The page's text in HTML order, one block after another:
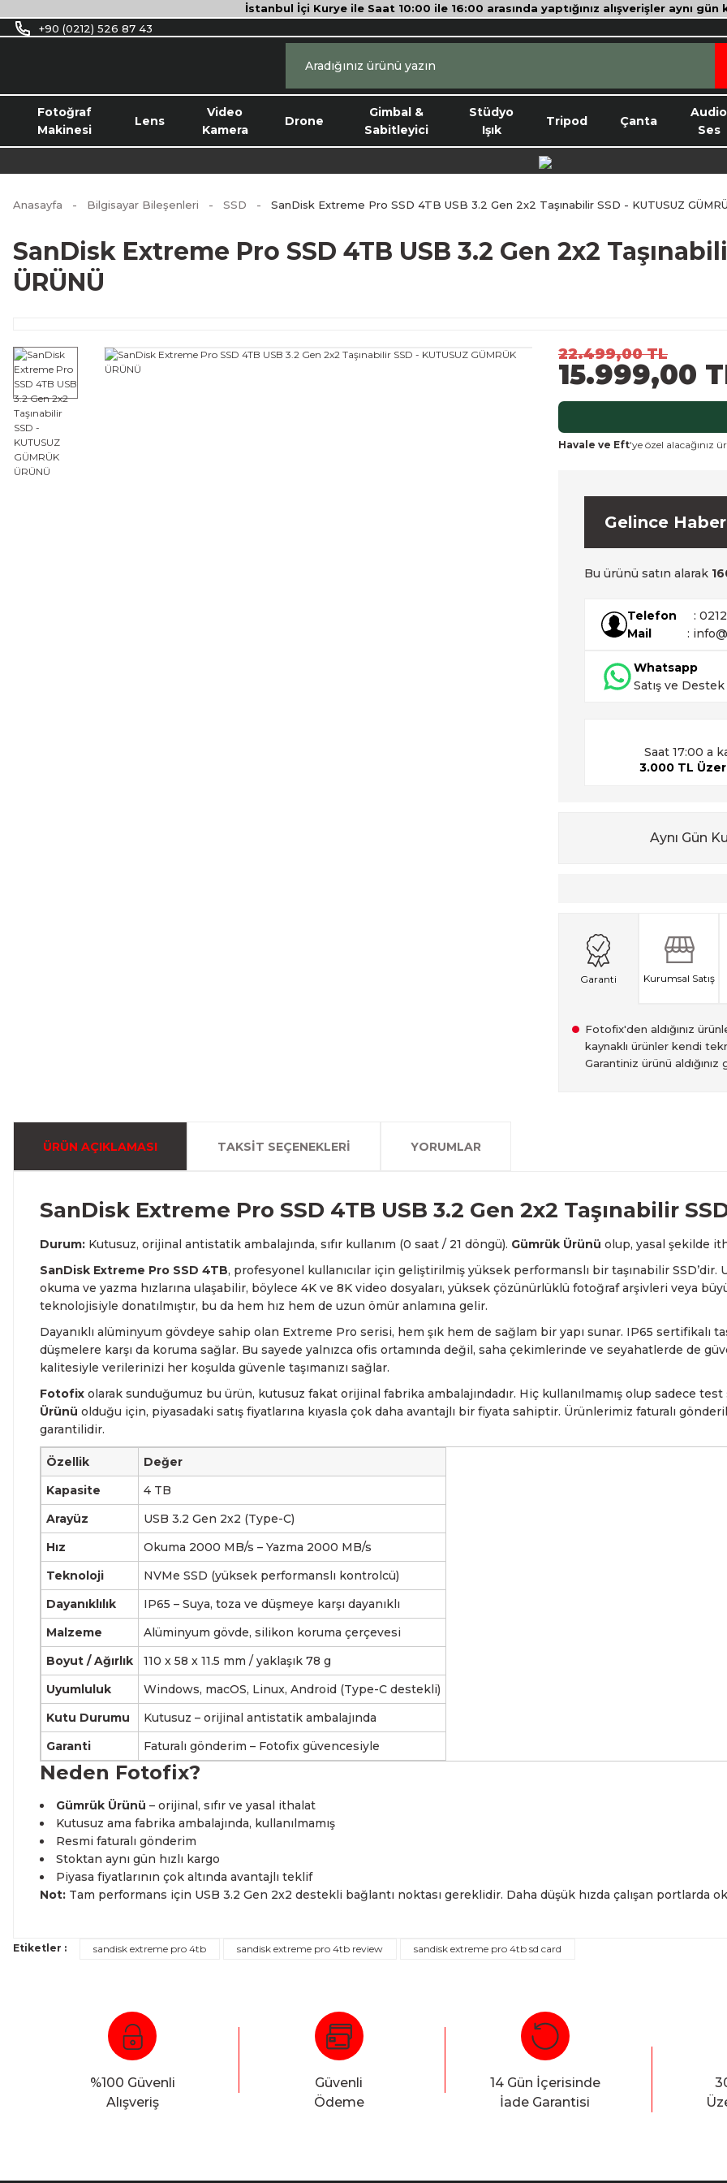
İstanbul İçi Kurye ile Saat 10:00 ile 16:00 arasında yaptığınız alışverişler aynı
+90 (0212) 526 87 43
Fotoğraf
Makinesi
Lens
Video
Kamera
Drone
Gimbal &
Sabitleyici
Stüdyo
Işık
Tripod Çanta
Audio
Ses
Anasayfa Bilgisayar Bileşenleri SSD SanDisk Extreme Pro SSD 4TB USB 3.2 Gen 2x2 Taşınabilir SSD - KUTUSUZ
SanDisk Extreme Pro SSD 4TB USB 3.2 Gen 2x2
ÜRÜNÜ
22.499,00 TL
15.999,00
Havale ve Eft'ye özel alacağınız
Gelince
Bu ürünü satın alarak
Telefon
:
Mail
:
Whatsapp
Satış ve Destek
Saat 17:00 a
3.000 TL
Aynı Gün
Garanti Kurumsal Satış
Fotofix'den aldığınız
kaynaklı ürünler kendi
Garantiniz ürünü
Whatsapp:
0535 495 75
ÜRÜN AÇIKLAMASI TAKSIT SEÇENEKLERI YORUMLAR
SanDisk Extreme Pro SSD 4TB USB 3.2 Gen 2x2 Taşınabilir
Durum: Kutusuz, orijinal antistatik ambalajında, sıfır kullanım (0 saat / 21 döngü). Gümrük Ürünü olup, yasal şekilde
SanDisk Extreme Pro SSD 4TB, profesyonel kullanıcılar için geliştirilmiş yüksek performanslı bir taşınabilir
okuma ve yazma hızlarına ulaşabilir, böylece 4K ve 8K video dosyaları, yüksek çözünürlüklü fotoğraf arşivleri veya
teknolojisiyle donatılmıştır, bu da hem hız hem de uzun ömür anlamına gelir.
Dayanıklı alüminyum gövdeye sahip olan Extreme Pro serisi, hem şık hem de sağlam bir yapı sunar. IP65 sertifikalı
düşmelere karşı da koruma sağlar. Bu sayede yalnızca ofis ortamında değil, saha çekimlerinde ve seyahatlerde de
kalitesiyle verilerinizi her koşulda güvenle taşımanızı sağlar.
Fotofix olarak sunduğumuz bu ürün, kutusuz fakat orijinal fabrika ambalajındadır. Hiç kullanılmamış olup sadece
Ürünü olduğu için, piyasadaki satış fiyatlarına kıyasla çok daha avantajlı bir fiyata sahiptir. Ürünlerimiz faturalı
garantilidir.
Özellik
Değer
Kapasite
4 TB
Arayüz
USB 3.2 Gen 2x2 (Type-C)
Hız
Okuma 2000 MB/s – Yazma 2000 MB/s
Teknoloji
NVMe SSD (yüksek performanslı kontrolcü)
Dayanıklılık
IP65 – Suya, toza ve düşmeye karşı dayanıklı
Malzeme
Alüminyum gövde, silikon koruma çerçevesi
Boyut / Ağırlık
110 x 58 x 11.5 mm / yaklaşık 78 g
Uyumluluk
Windows, macOS, Linux, Android (Type-C destekli)
Kutu Durumu
Kutusuz – orijinal antistatik ambalajında
Garanti
Faturalı gönderim – Fotofix güvencesiyle
Neden Fotofix?
Gümrük Ürünü – orijinal, sıfır ve yasal ithalat
Kutusuz ama fabrika ambalajında, kullanılmamış
Resmi faturalı gönderim
Stoktan aynı gün hızlı kargo
Piyasa fiyatlarının çok altında avantajlı teklif
Not: Tam performans için USB 3.2 Gen 2x2 destekli bağlantı noktası gereklidir. Daha düşük hızda çalışan portlarda
Yorum Yaz
Etiketler : sandisk extreme pro 4tb sandisk extreme pro 4tb review sandisk extreme pro 4tb sd card
%100 Güvenli
Alışveriş
Güvenli
Ödeme
14 Gün İçerisinde
İade Garantisi